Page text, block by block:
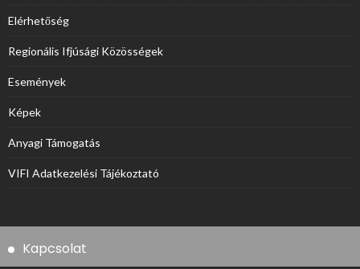
Elérhetőség
Regionális Ifjúsági Közösségek
Események
Képek
Anyagi Támogatás
VIFI Adatkezelési Tájékoztató
Kapcsolat